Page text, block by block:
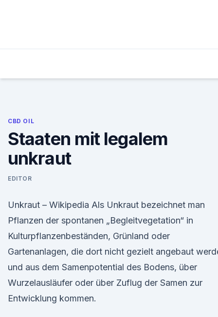
CBD OIL
Staaten mit legalem
unkraut
EDITOR
Unkraut – Wikipedia Als Unkraut bezeichnet man
Pflanzen der spontanen „Begleitvegetation“ in
Kulturpflanzenbeständen, Grünland oder
Gartenanlagen, die dort nicht gezielt angebaut
und aus dem Samenpotential des Bodens, über
Wurzelausläufer oder über Zuflug der Samen zur
Entwicklung kommen.